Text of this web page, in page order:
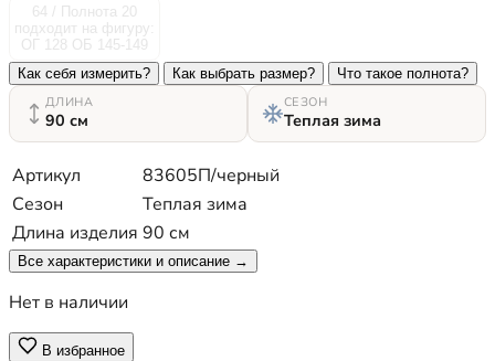
64 / Полнота 20
подходит на фигуру:
ОГ 128 ОБ 145-149
Как себя измерить?
Как выбрать размер?
Что такое полнота?
ДЛИНА
90 см
СЕЗОН
Теплая зима
Артикул
83605П/черный
Сезон
Теплая зима
Длина изделия 90 см
Все характеристики и описание →
Нет в наличии
В избранное